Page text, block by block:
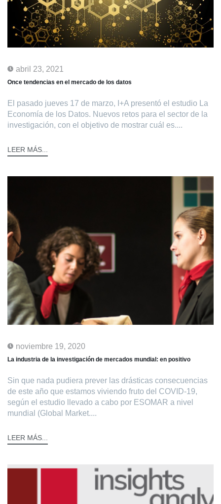
abril 23, 2021
Once tendencias en el mercado de los datos
El pasado jueves 17 de marzo, I+A presentó el estudio La
Economía de los Datos. Nuevos retos para el sector de la
investigación, con el objetivo de mostrar cuál es....
LEER MÁS...
noviembre 19, 2020
La industria de la investigación de mercados mundial: en positivo
Sin que nada pudiera prever las drásticas consecuencias
de este año que estamos viviendo fruto del COVID-19,
según el estudio llevado a cabo por ESOMAR a nivel
mundial (Global Market....
LEER MÁS...